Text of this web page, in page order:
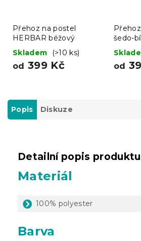
Přehoz na postel
HERBAR béžový
Skladem
(>10 ks)
od 399 Kč
šedo-
od
Popis Diskuze
Detailní popis produktu
Materiál
100% polyester
Barva